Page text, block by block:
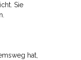
Sie
hat,